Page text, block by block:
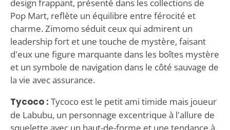
design frappant, présenté dans les collections de
Pop Mart, reflète un équilibre entre férocité et
charme. Zimomo séduit ceux qui admirent un
leadership fort et une touche de mystère, faisant
d'eux une figure marquante dans les boîtes mystère
et un symbole de navigation dans le côté sauvage de
la vie avec assurance.
Tycoco : Tycoco est le petit ami timide mais joueur
de Labubu, un personnage excentrique à l'allure de
squelette avec un haut-de-forme et une tendance à